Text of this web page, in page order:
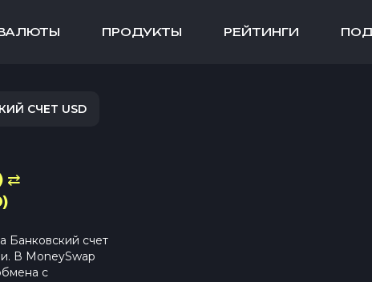
ПРОДУКТЫ РЕЙТИНГИ
СЧЕТ USD
⇄
Банковский счет
В MoneySwap
с